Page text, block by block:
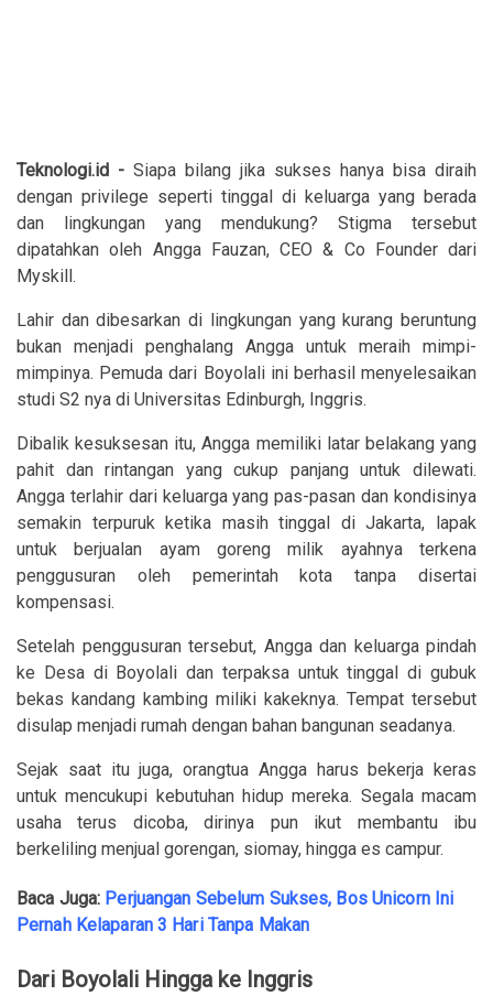
Teknologi.id - Siapa bilang jika sukses hanya bisa diraih
dengan privilege seperti tinggal di keluarga yang berada
dan lingkungan yang mendukung? Stigma tersebut
dipatahkan oleh Angga Fauzan, CEO & Co Founder dari
Myskill.
Lahir dan dibesarkan di lingkungan yang kurang beruntung
bukan menjadi penghalang Angga untuk meraih mimpi-
mimpinya. Pemuda dari Boyolali ini berhasil menyelesaikan
studi S2 nya di Universitas Edinburgh, Inggris.
Dibalik kesuksesan itu, Angga memiliki latar belakang yang
pahit dan rintangan yang cukup panjang untuk dilewati.
Angga terlahir dari keluarga yang pas-pasan dan kondisinya
semakin terpuruk ketika masih tinggal di Jakarta, lapak
untuk berjualan ayam goreng milik ayahnya terkena
penggusuran oleh pemerintah kota tanpa disertai
kompensasi.
Setelah penggusuran tersebut, Angga dan keluarga pindah
ke Desa di Boyolali dan terpaksa untuk tinggal di gubuk
bekas kandang kambing miliki kakeknya. Tempat tersebut
disulap menjadi rumah dengan bahan bangunan seadanya.
Sejak saat itu juga, orangtua Angga harus bekerja keras
untuk mencukupi kebutuhan hidup mereka. Segala macam
usaha terus dicoba, dirinya pun ikut membantu ibu
berkeliling menjual gorengan, siomay, hingga es campur.
Baca Juga: Perjuangan Sebelum Sukses, Bos Unicorn Ini
Pernah Kelaparan 3 Hari Tanpa Makan
Dari Boyolali Hingga ke Inggris